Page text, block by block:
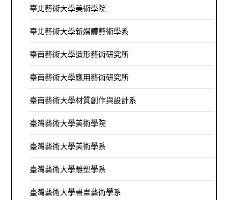
臺北藝術大學美術學院
臺北藝術大學新媒體藝術學系
臺南藝術大學造形藝術研究所
臺南藝術大學應用藝術研究所
臺南藝術大學材質創作與設計系
臺灣藝術大學美術學院
臺灣藝術大學美術學系
臺灣藝術大學雕塑學系
臺灣藝術大學書畫藝術學系